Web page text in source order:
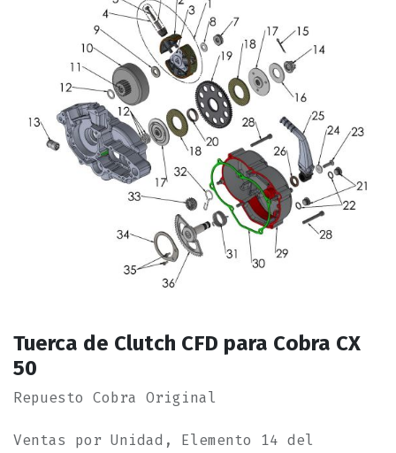
Tuerca de Clutch CFD para Cobra CX
50
Repuesto Cobra Original
Ventas por Unidad, Elemento 14 del